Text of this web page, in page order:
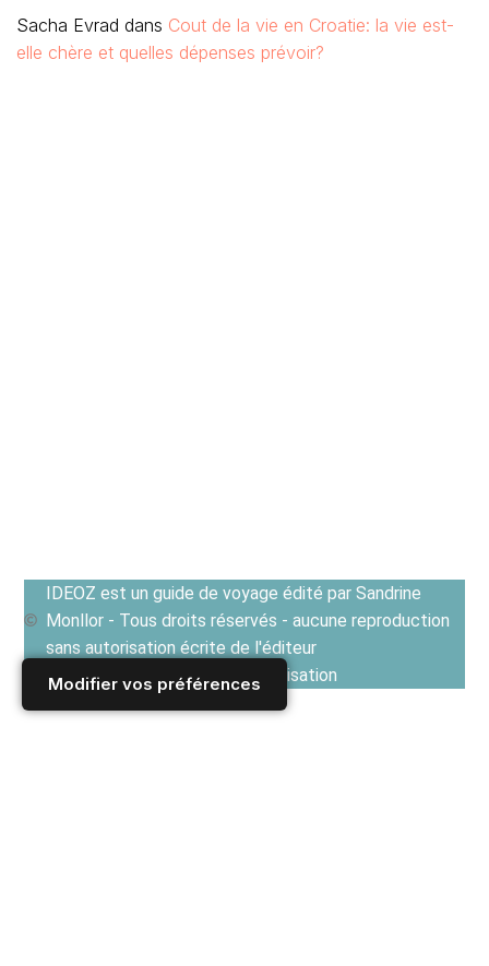
Modifier vos préférences
Sacha Evrad dans Cout de la vie en Croatie: la vie est-
elle chère et quelles dépenses prévoir?
IDEOZ est un guide de voyage édité par Sandrine
Monllor - Tous droits réservés - aucune reproduction
sans autorisation écrite de l'éditeur
Voir les Conditions générales d'utilisation